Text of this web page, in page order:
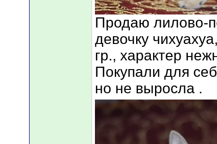
Продаю лилово-
девочку
гр., характер
Покупали для
но не выросла .